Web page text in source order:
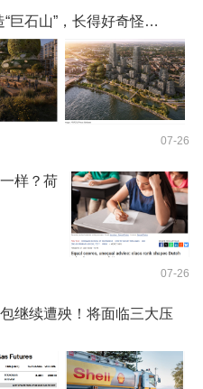
巨石山”，长得好奇怪…
07-26
样？荷
07-26
继续遭殃！将面临三大压